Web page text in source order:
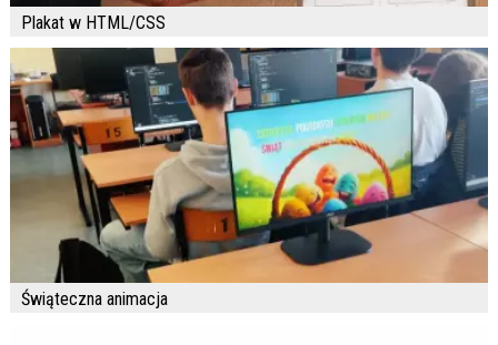
Plakat w HTML/CSS
Świąteczna animacja